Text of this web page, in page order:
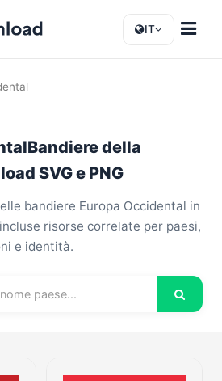
IT
della
SVG e PNG
bandiere Europa Occidental in
risorse correlate per paesi,
e identità.